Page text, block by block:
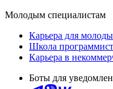
Молодым специалистам
Карьера для
Школа
Карьера в
Боты для